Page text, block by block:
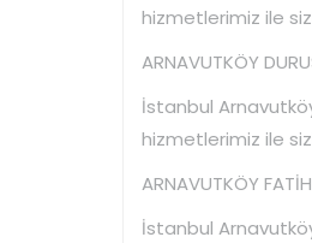
hizmetlerimiz ile
ARNAVUTKÖY
İstanbul
hizmetlerimiz ile
ARNAVUTKÖY
İstanbul